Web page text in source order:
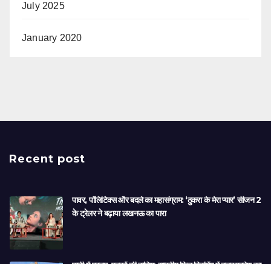
July 2025
January 2020
Recent post
पावर, पॉलिटिक्स और बदले का महासंग्राम: ‘ठुकरा के मेरा प्यार’ सीजन 2
के ट्रेलर ने बढ़ाया लखनऊ का पारा